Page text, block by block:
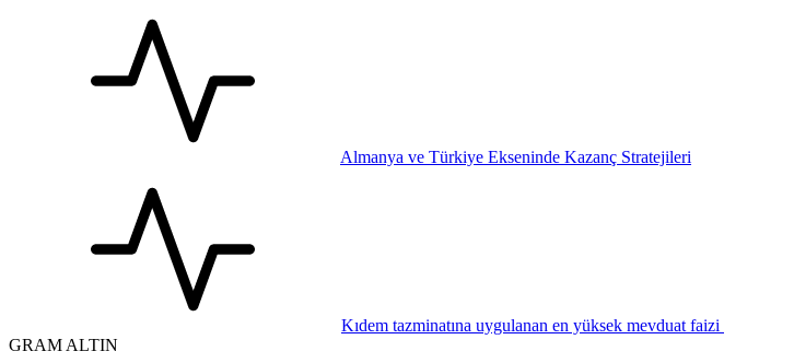
Almanya ve Türkiye Ekseninde Kazanç Stratejileri
Kıdem tazminatına uygulanan en yüksek mevduat faizi
GRAM ALTIN